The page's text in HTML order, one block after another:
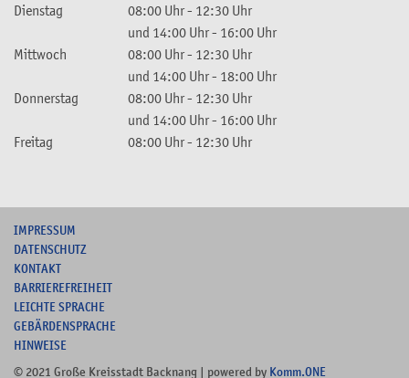
Dienstag
08:00 Uhr- 12:30 Uhr
und 14:00 Uhr- 16:00 Uhr
Mittwoch
08:00 Uhr- 12:30 Uhr
und 14:00 Uhr- 18:00 Uhr
Donnerstag
08:00 Uhr- 12:30 Uhr
und 14:00 Uhr- 16:00 Uhr
Freitag
08:00 Uhr- 12:30 Uhr
IMPRESSUM
DATENSCHUTZ
KONTAKT
BARRIEREFREIHEIT
LEICHTE SPRACHE
GEBÄRDENSPRACHE
HINWEISE
© 2021 Große Kreisstadt Backnang | powered by Komm.ONE